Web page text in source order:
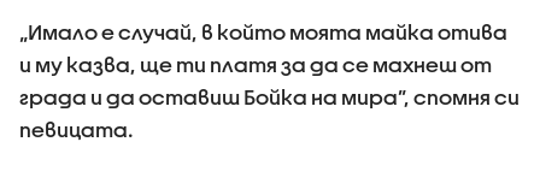
„Имало е случай, в който моята майка отива
и му казва, ще ти платя за да се махнеш от
града и да оставиш Бойка на мира”, спомня си
певицата.